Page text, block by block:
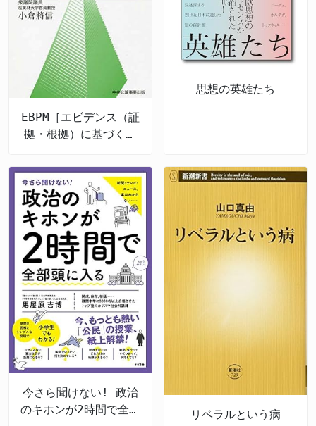
EBPM［エビデンス（証
拠・根拠）に基づく政
和の新たな政策形成
思想の英雄たち
今さら聞けない! 政治
のキホンが2時間で全部
リベラルという病